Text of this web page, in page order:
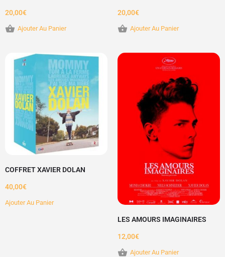
20,00€
Ajouter Au Panier
20,00€
Ajouter Au Panier
COFFRET XAVIER DOLAN
40,00€
Ajouter Au Panier
LES AMOURS IMAGINAIRES
12,00€
Ajouter Au Panier